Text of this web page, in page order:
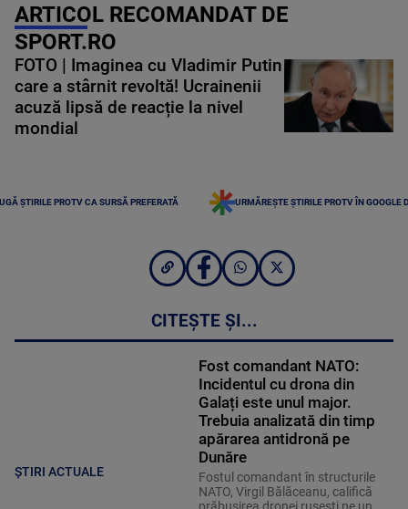
ARTICOL RECOMANDAT DE
SPORT.RO
FOTO | Imaginea cu Vladimir Putin
care a stârnit revoltă! Ucrainenii
acuză lipsă de reacție la nivel
mondial
ȘTIRILE PROTV CA SURSĂ PREFERATĂ URMĂREȘTE ȘTIRILE PROTV ÎN GOOGLE
CITEȘTE ȘI...
ȘTIRI ACTUALE
Fost comandant NATO:
Incidentul cu drona din
Galați este unul major.
Trebuia analizată din timp
apărarea antidronă pe
Dunăre
Fostul comandant în structurile
NATO, Virgil Bălăceanu, califică